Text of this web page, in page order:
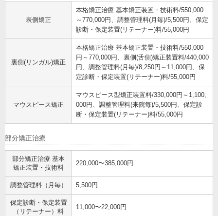
表側矯正
本格矯正治療 基本矯正装置・技術料/550,000
～770,000円、調整管理料(月毎)/5,500円、保定
診断・保定装置(リテーナー)料/55,000円
裏側(リンガル)矯正
本格矯正治療 基本矯正装置・技術料/550,000
円～770,000円、裏側(舌側)矯正装置料/440,000
円、調整管理料(月毎)/8,250円～11,000円、保
定診断・保定装置(リテーナー)料/55,000円
マウスピース矯正
マウスピース型矯正装置料/330,000円～1,100,
000円、調整管理料(来院毎)/5,500円、保定診
断・保定装置(リテーナー)料/55,000円
部分矯正治療
部分矯正治療 基本
矯正装置・技術料
220,000〜385,000円
調整管理料（月毎） 5,500円
保定診断・保定装置
（リテーナー）料
11,000〜22,000円